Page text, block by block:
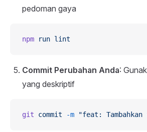
pedoman gaya
npm run lint
Commit Perubahan Anda:
yang deskriptif
git commit -m "feat: